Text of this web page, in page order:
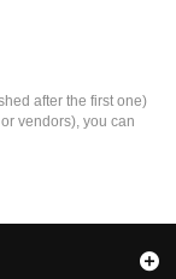
after the first one)
vendors), you can